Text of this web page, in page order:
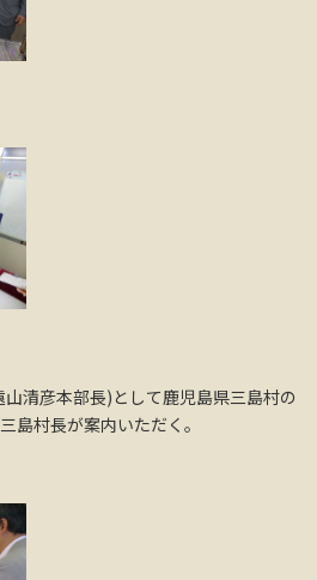
清彦本部長)として鹿児島県三島村の
島村長が案内いただく。